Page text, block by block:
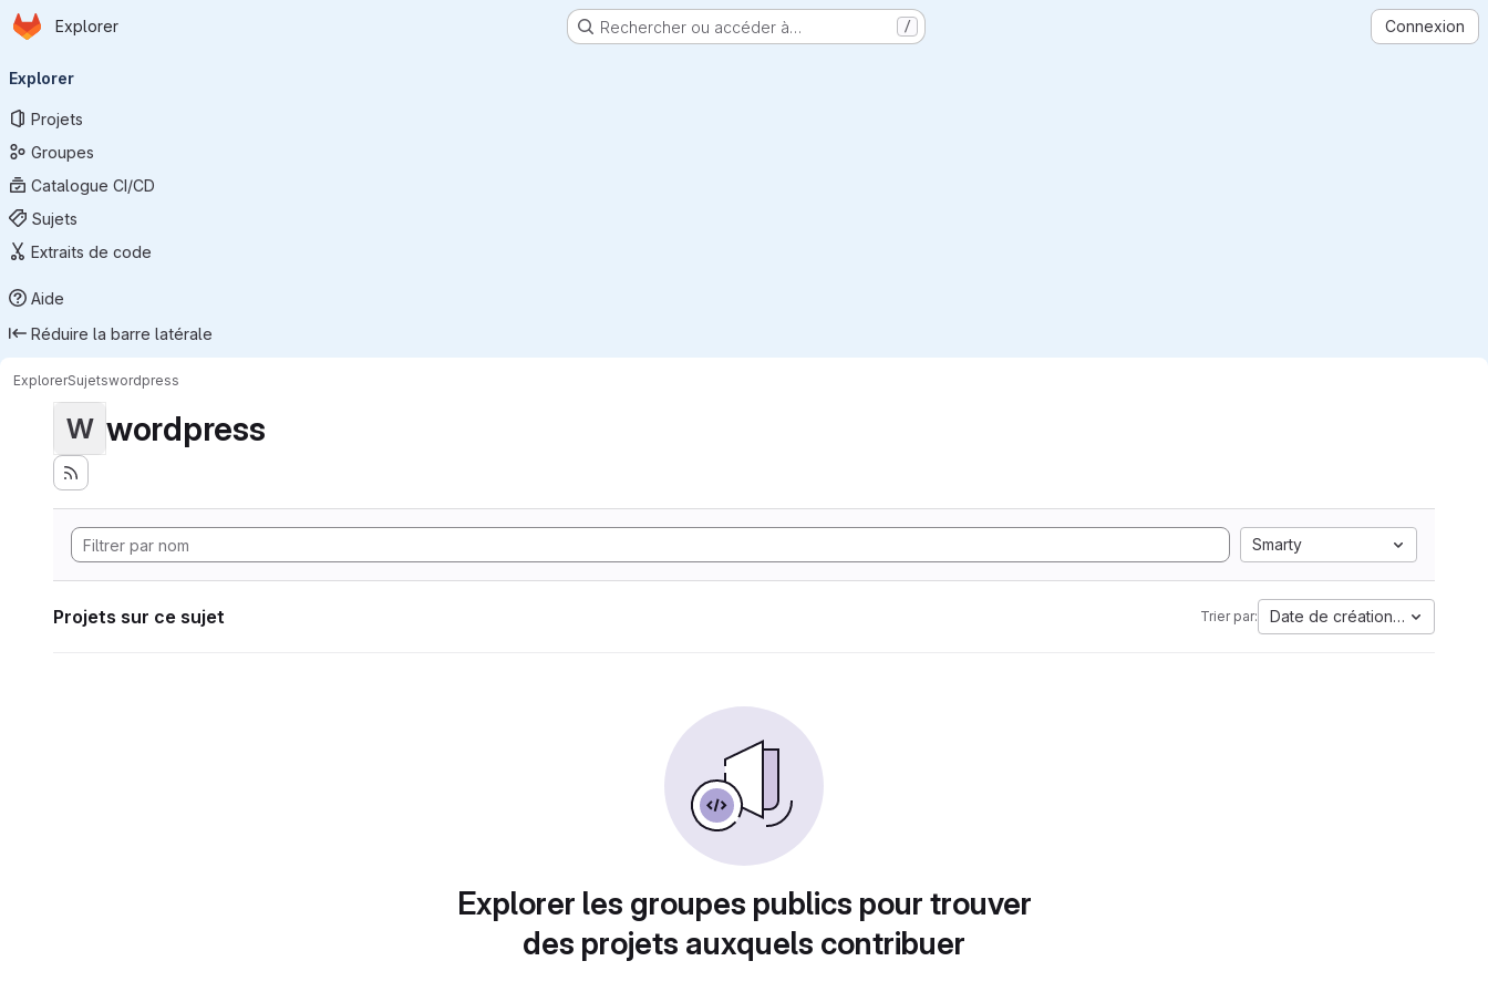
Passer au contenu principal
Page d'accueil
Explorer Rechercher ou accéder à… / Connexion
principale
Explorer
Projets
Groupes
Catalogue CI/CD
Sujets
Extraits de code
Aide
Réduire la barre latérale
ExplorerSujetswordpress
W wordpress
Smarty
Projets sur ce sujet Trier par: Date de création la plus
Explorer les groupes publics pour trouver
des projets auxquels contribuer